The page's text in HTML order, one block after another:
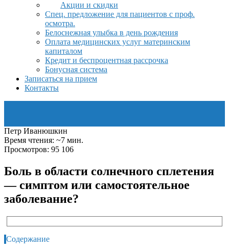
Акции и скидки
Спец. предложение для пациентов с проф.
осмотра.
Белоснежная улыбка в день рождения
Оплата медицинских услуг материнским
капиталом
Кредит и беспроцентная рассрочка
Бонусная система
Записаться на прием
Контакты
Петр Иванюшкин
Время чтения: ~7 мин.
Просмотров: 95 106
Боль в области солнечного сплетения
— симптом или самостоятельное
заболевание?
Содержание